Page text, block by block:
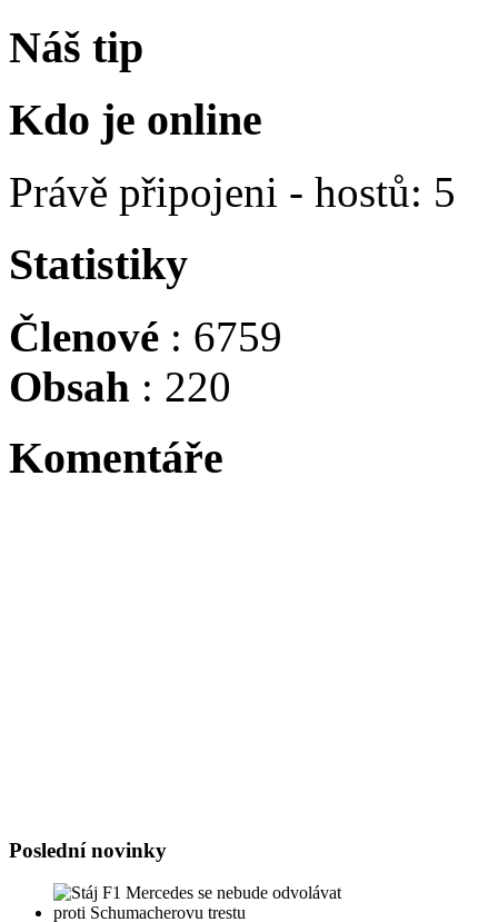
Náš tip
Kdo je online
Právě připojeni - hostů: 5
Statistiky
Členové : 6759
Obsah : 220
Komentáře
Poslední novinky